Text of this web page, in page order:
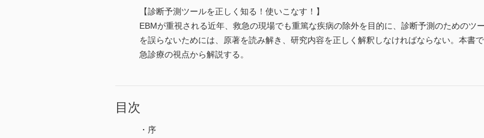
【診断予測ツールを正しく知る！使いこなす！】
EBMが重視される近年、救急の現場でも重篤な疾病の除外を目的に、診断予測のためのツ
を誤らないためには、原著を読み解き、研究内容を正しく解釈しなければならない。本書
急診療の視点から解説する。
目次
・序